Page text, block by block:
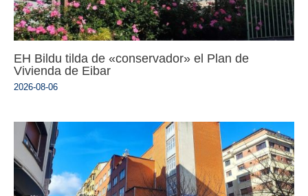
EH Bildu tilda de «conservador» el Plan de
Vivienda de Eibar
2026-08-06